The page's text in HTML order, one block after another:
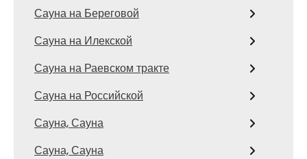
Сауна на Береговой
Сауна на Илекской
Сауна на Раевском тракте
Сауна на Российской
Сауна, Сауна
Сауна, Сауна